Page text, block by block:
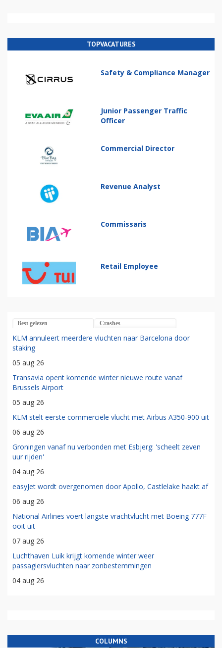
TOPVACATURES
Safety & Compliance Manager
Junior Passenger Traffic
Officer
Commercial Director
Revenue Analyst
Commissaris
Retail Employee
Best gelezen Crashes
KLM annuleert meerdere vluchten naar Barcelona door
staking
05 aug 26
Transavia opent komende winter nieuwe route vanaf
Brussels Airport
05 aug 26
KLM stelt eerste commerciële vlucht met Airbus A350-900 uit
06 aug 26
Groningen vanaf nu verbonden met Esbjerg: 'scheelt zeven
uur rijden'
04 aug 26
easyJet wordt overgenomen door Apollo, Castlelake haakt af
06 aug 26
National Airlines voert langste vrachtvlucht met Boeing 777F
ooit uit
07 aug 26
Luchthaven Luik krijgt komende winter weer
passagiersvluchten naar zonbestemmingen
04 aug 26
COLUMNS